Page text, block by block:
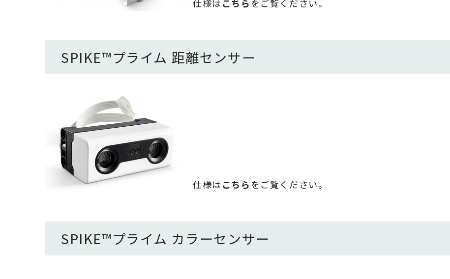
仕様はこちらをご覧ください。
SPIKE™プライム 距離センサー
仕様はこちらをご覧ください。
SPIKE™プライム カラーセンサー